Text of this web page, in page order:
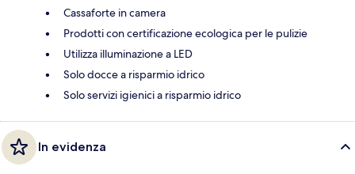
Cassaforte in camera
Prodotti con certificazione ecologica per le pulizie
Utilizza illuminazione a LED
Solo docce a risparmio idrico
Solo servizi igienici a risparmio idrico
In evidenza